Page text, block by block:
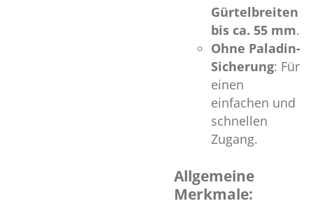
Gürtelbreiten
bis ca. 55 mm.
Ohne Paladin-
Sicherung: Für
einen
einfachen und
schnellen
Zugang.
Allgemeine
Merkmale: